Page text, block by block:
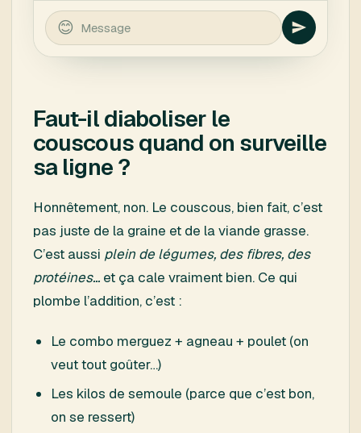
Faut-il diaboliser le
couscous quand on surveille
sa ligne ?
Honnêtement, non. Le couscous, bien fait, c’est
pas juste de la graine et de la viande grasse.
C’est aussi plein de légumes, des fibres, des
protéines... et ça cale vraiment bien. Ce qui
plombe l’addition, c’est :
Le combo merguez + agneau + poulet (on
veut tout goûter…)
Les kilos de semoule (parce que c’est bon,
on se ressert)